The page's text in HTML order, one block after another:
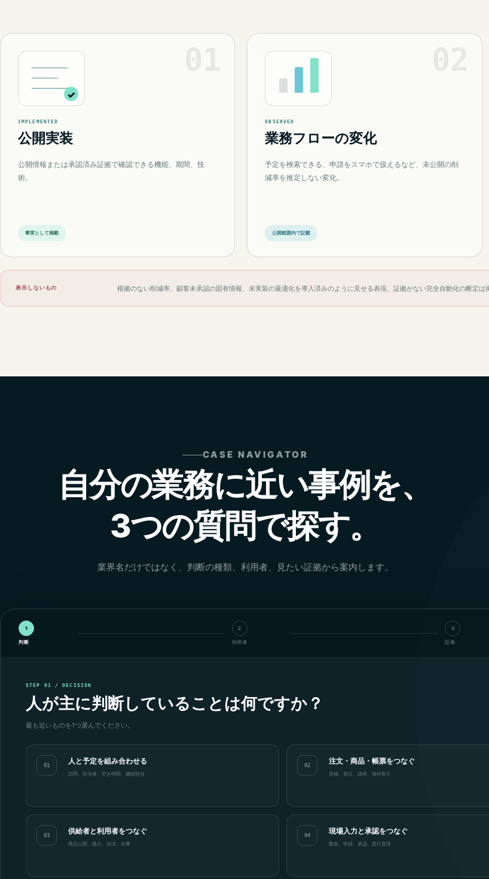
IMPLEMENTED
公開実装
公開情報または承認済み証拠で確認できる機能、期間、技
術。
事実として掲載
OBSERVED
業務フローの変化
予定を検索できる、申請をスマホで扱えるなど、未公開の削
減率を推定しない変化。
公開範囲内で記載
表示しないもの 根拠のない削減率、顧客未承認の固有情報、未実装の最適化を導入済みのように見せる表現、証拠がない完全自動化の断定は
CASE NAVIGATOR
自分の業務に近い事例を、
3つの質問で探す。
業界名だけではなく、判断の種類、利用者、見たい証拠から案内します。
1
判断
2
利用者
3
証拠
STEP 01 / DECISION
人が主に判断していることは何ですか？
最も近いものを1つ選んでください。
01 人と予定を組み合わせる
訪問、担当者、空き時間、継続担当
02 注文・商品・帳票をつなぐ
見積、発注、請求、海外取引
03 供給者と利用者をつなぐ
商品公開、購入、決済、在庫
04 現場入力と承認をつなぐ
勤怠、申請、承認、直行直帰